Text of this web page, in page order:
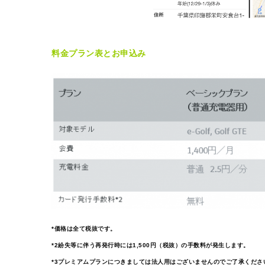
料金プラン表とお申込み
*価格は全て税抜です。
*2紛失等に伴う再発行時には1,500円（税抜）の手数料が発生します。
*3プレミアムプランにつきましては法人用はございませんのでご了承くださ